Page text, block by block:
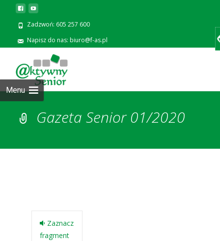
Zadzwoń: 605 257 600
Napisz do nas: biuro@f-as.pl
Menu
Gazeta Senior 01/2020
Zaznacz
fragment